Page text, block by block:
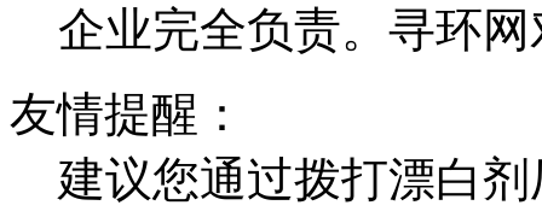
企业完全负责。寻环
友情提醒：
建议您通过拨打漂白